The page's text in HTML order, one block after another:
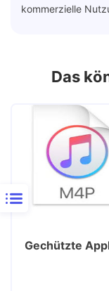
kommerzielle
Das
Gechützte